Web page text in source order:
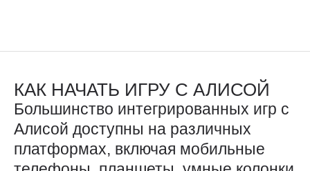
КАК НАЧАТЬ ИГРУ С АЛИСОЙ
Большинство интегрированных игр с
Алисой доступны на различных
платформах, включая мобильные